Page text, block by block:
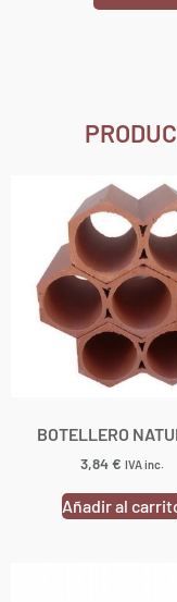
BOTELLERO
3,84€ IVA inc.
Añadir al